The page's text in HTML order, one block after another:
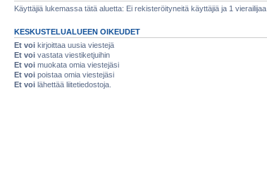
Käyttäjiä lukemassa tätä aluetta: Ei rekisteröityneitä käyttäjiä ja 1 vierailijaa
KESKUSTELUALUEEN OIKEUDET
Et voi kirjoittaa uusia viestejä
Et voi vastata viestiketjuihin
Et voi muokata omia viestejäsi
Et voi poistaa omia viestejäsi
Et voi lähettää liitetiedostoja.